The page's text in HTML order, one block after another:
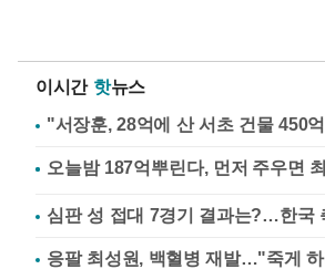
이시간 핫뉴스
"서장훈, 28억에 산 서초 건물 450
심판 성 접대 7경기 결과는?…한국
응팔 최성원, 백혈병 재발…"죽게